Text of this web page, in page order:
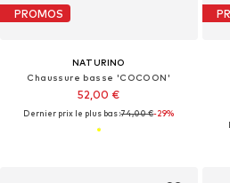
PROMOS
NATURINO
Chaussure basse 'COCOON'
52,00 €
Dernier prix le plus bas :74,00 €-29%